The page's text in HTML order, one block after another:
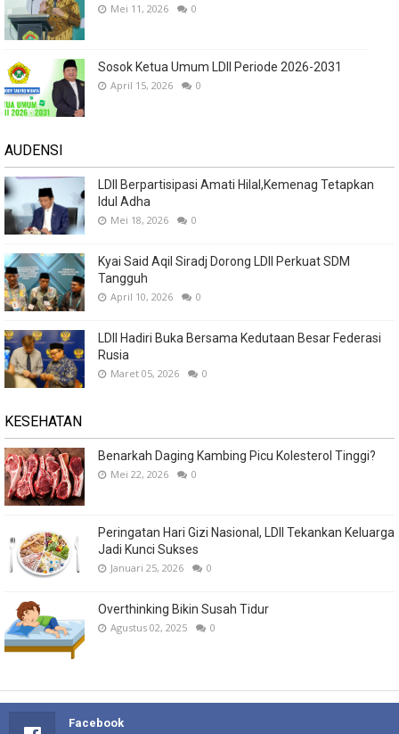
Mei 11, 2026 0
Sosok Ketua Umum LDII Periode 2026-2031
April 15, 2026 0
AUDENSI
LDII Berpartisipasi Amati Hilal,Kemenag Tetapkan
Idul Adha
Mei 18, 2026 0
Kyai Said Aqil Siradj Dorong LDII Perkuat SDM
Tangguh
April 10, 2026 0
LDII Hadiri Buka Bersama Kedutaan Besar Federasi
Rusia
Maret 05, 2026 0
KESEHATAN
Benarkah Daging Kambing Picu Kolesterol Tinggi?
Mei 22, 2026 0
Peringatan Hari Gizi Nasional, LDII Tekankan Keluarga
Jadi Kunci Sukses
Januari 25, 2026 0
Overthinking Bikin Susah Tidur
Agustus 02, 2025 0
Facebook